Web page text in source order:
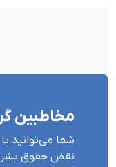
مخاطبین
شما می‌توانید
نقض حقوق بشر